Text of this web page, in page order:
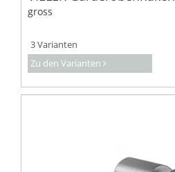
gross
3 Varianten
Zu den Varianten